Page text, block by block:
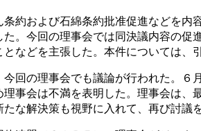
約および石綿条約批准促進などを
。今回の理事会では同決議内容の
などを主張した。本件については、
回の理事会でも議論が行われた。
事会は不満を表明した。理事会は
な解決策も視野に入れて、再び討議